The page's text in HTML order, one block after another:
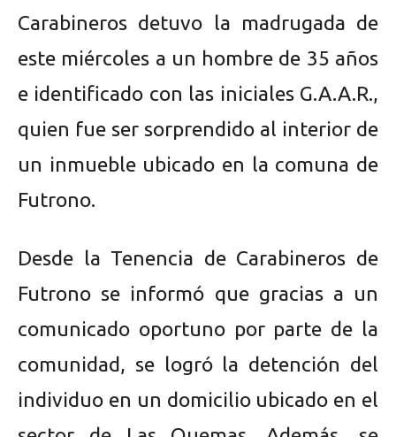
Carabineros detuvo la madrugada de
este miércoles a un hombre de 35 años
e identificado con las iniciales G.A.A.R.,
quien fue ser sorprendido al interior de
un inmueble ubicado en la comuna de
Futrono.
Desde la Tenencia de Carabineros de
Futrono se informó que gracias a un
comunicado oportuno por parte de la
comunidad, se logró la detención del
individuo en un domicilio ubicado en el